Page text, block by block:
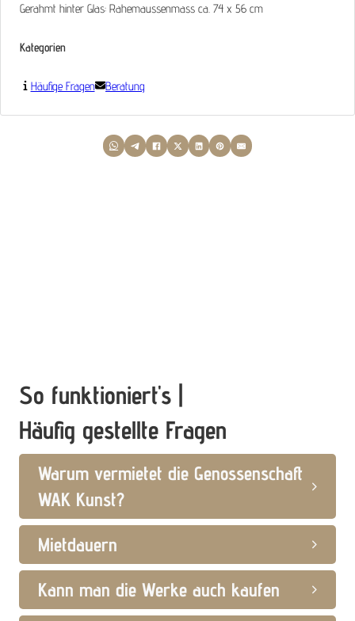
Gerahmt hinter Glas: Rahemaussenmass ca. 74 x 56 cm
Kategorien
Häufige Fragen Beratung
So funktioniert's |
Häufig gestellte Fragen
Warum vermietet die Genossenschaft
WAK Kunst?
Mietdauern
Kann man die Werke auch kaufen